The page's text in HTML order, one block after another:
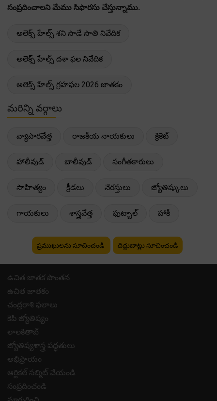
సంప్రదించాలని మేము సిఫారసు చేస్తున్నాము.
అలెక్స్ హేల్స్ శని సాడే సాతి నివేదిక
అలెక్స్ హేల్స్ దశా ఫల నివేదిక
అలెక్స్ హేల్స్ గ్రహఫల 2026 జాతకం
మరిన్ని వర్గాలు
వ్యాపారవేత్త రాజకీయ నాయకులు క్రికెట్
హాలీవుడ్ బాలీవుడ్ సంగీతకారులు
సాహిత్యం క్రీడలు నేరస్తులు జ్యోతిష్కులు
గాయకులు శాస్త్రవేత్త ఫుట్బాల్ హాకీ
ప్రముఖులను సూచించండి దిద్దుబాట్లు సూచించండి
ఉచిత జాతక పొంతన
ఉచిత జాతకం
చంద్రరాశి ఫలాలు
కెపి జ్యోతిష్యం
లాలకితాబ్
జ్యోతిష్యశాస్త్ర పద్ధతులు
అభిప్రాయం
ఆర్టికల్ సబ్మిట్ చేయండి
సంప్రదించండి